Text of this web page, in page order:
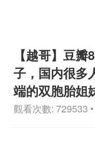
【越哥】豆
子，国内很多
端的双胞胎姐
觀看次數: 729533